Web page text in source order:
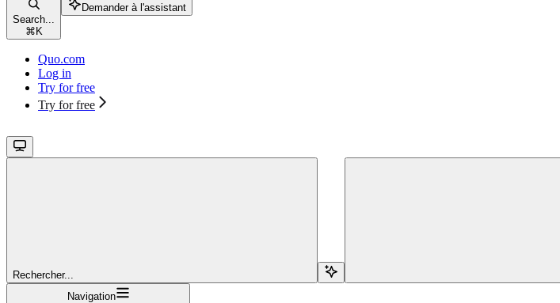
Search...
⌘ K
Demander à l'assistant
Quo.com
Log in
Try for free
Try for free
Rechercher...
Navigation